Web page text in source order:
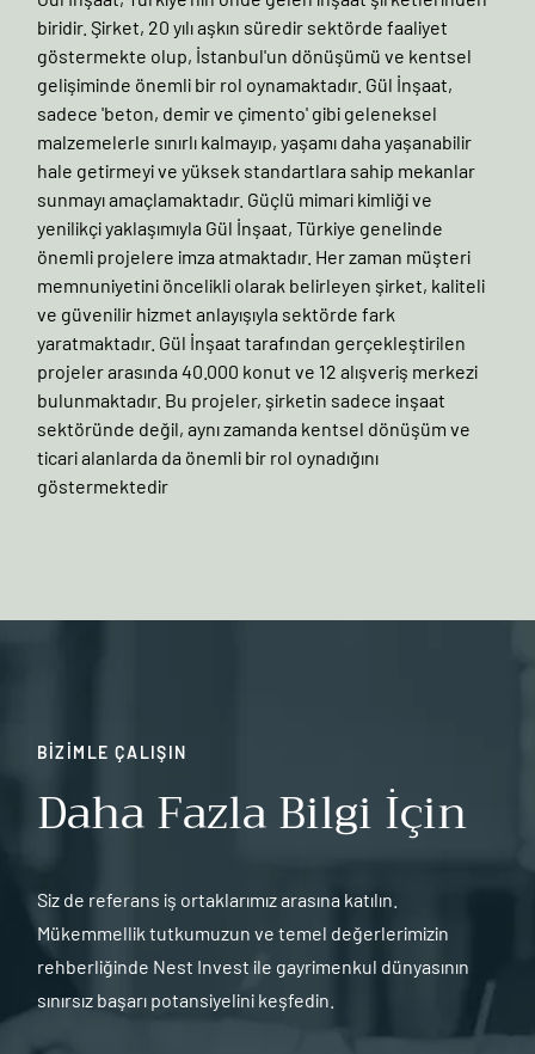
biridir. Şirket, 20 yılı aşkın süredir sektörde faaliyet
göstermekte olup, İstanbul'un dönüşümü ve kentsel
gelişiminde önemli bir rol oynamaktadır. Gül İnşaat,
sadece 'beton, demir ve çimento' gibi geleneksel
malzemelerle sınırlı kalmayıp, yaşamı daha yaşanabilir
hale getirmeyi ve yüksek standartlara sahip mekanlar
sunmayı amaçlamaktadır. Güçlü mimari kimliği ve
yenilikçi yaklaşımıyla Gül İnşaat, Türkiye genelinde
önemli projelere imza atmaktadır. Her zaman müşteri
memnuniyetini öncelikli olarak belirleyen şirket, kaliteli
ve güvenilir hizmet anlayışıyla sektörde fark
yaratmaktadır. Gül İnşaat tarafından gerçekleştirilen
projeler arasında 40.000 konut ve 12 alışveriş merkezi
bulunmaktadır. Bu projeler, şirketin sadece inşaat
sektöründe değil, aynı zamanda kentsel dönüşüm ve
ticari alanlarda da önemli bir rol oynadığını
göstermektedir
BİZİMLE ÇALIŞIN
Daha Fazla Bilgi İçin
Siz de referans iş ortaklarımız arasına katılın.
Mükemmellik tutkumuzun ve temel değerlerimizin
rehberliğinde Nest Invest ile gayrimenkul dünyasının
sınırsız başarı potansiyelini keşfedin.